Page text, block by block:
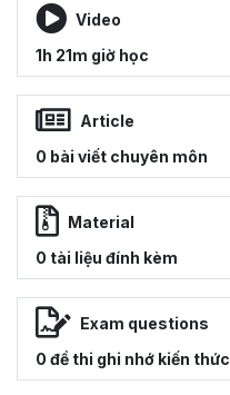
Video
1h 21m giờ học
Article
0 bài viết chuyên môn
Material
0 tài liệu đính kèm
Exam questions
0 đề thi ghi nhớ kiến thức